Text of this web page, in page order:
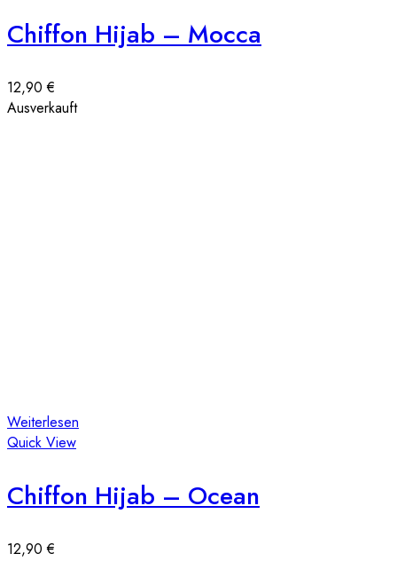
Chiffon Hijab – Mocca
12,90€
Ausverkauft
Weiterlesen
Quick View
Chiffon Hijab – Ocean
12,90€